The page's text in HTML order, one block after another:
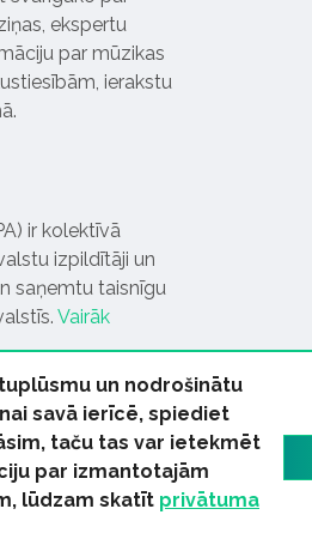
ekspertu
par mūzikas
ierakstu
ir kolektīvā
izpildītāji un
saņemtu taisnīgu
Vairāk
un nodrošinātu
savā ierīcē, spiediet
taču tas var ietekmēt
par izmantotajām
lūdzam skatīt privātuma